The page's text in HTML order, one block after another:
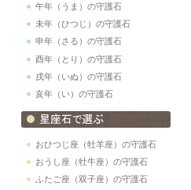
午年（うま）の守護石
未年（ひつじ）の守護石
申年（さる）の守護石
酉年（とり）の守護石
戌年（いぬ）の守護石
亥年（い）の守護石
おひつじ座（牡羊座）の守護石
おうし座（牡牛座）の守護石
ふたご座（双子座）の守護石